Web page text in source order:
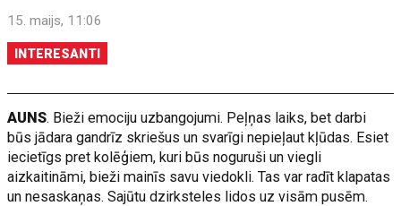
15. maijs, 11:06
INTERESANTI
AUNS. Bieži emociju uzbangojumi. Peļņas laiks, bet darbi
būs jādara gandrīz skriešus un svarīgi nepieļaut kļūdas. Esiet
iecietīgs pret kolēģiem, kuri būs noguruši un viegli
aizkaitināmi, bieži mainīs savu viedokli. Tas var radīt klapatas
un nesaskaņas. Sajūtu dzirksteles lidos uz visām pusēm.